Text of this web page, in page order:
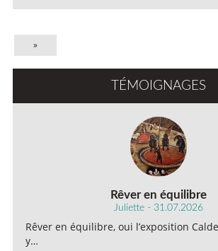
»
TÉMOIGNAGES
Rêver en équilibre
Juliette - 31.07.2026
Rêver en équilibre, oui l’exposition
y…